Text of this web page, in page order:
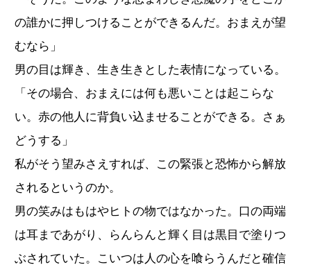
の誰かに押しつけることができるんだ。おまえが望
むなら」
男の目は輝き、生き生きとした表情になっている。
「その場合、おまえには何も悪いことは起こらな
い。赤の他人に背負い込ませることができる。さぁ
どうする」
私がそう望みさえすれば、この緊張と恐怖から解放
されるというのか。
男の笑みはもはやヒトの物ではなかった。口の両端
は耳まであがり、らんらんと輝く目は黒目で塗りつ
ぶされていた。こいつは人の心を喰らうんだと確信